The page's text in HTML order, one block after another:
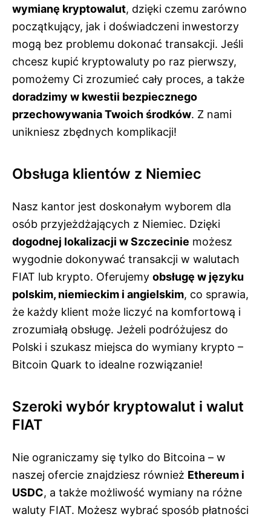
wymianę kryptowalut, dzięki czemu zarówno
początkujący, jak i doświadczeni inwestorzy
mogą bez problemu dokonać transakcji. Jeśli
chcesz kupić kryptowaluty po raz pierwszy,
pomożemy Ci zrozumieć cały proces, a także
doradzimy w kwestii bezpiecznego
przechowywania Twoich środków. Z nami
unikniesz zbędnych komplikacji!
Obsługa klientów z Niemiec
Nasz kantor jest doskonałym wyborem dla
osób przyjeżdżających z Niemiec. Dzięki
dogodnej lokalizacji w Szczecinie możesz
wygodnie dokonywać transakcji w walutach
FIAT lub krypto. Oferujemy obsługę w języku
polskim, niemieckim i angielskim, co sprawia,
że każdy klient może liczyć na komfortową i
zrozumiałą obsługę. Jeżeli podróżujesz do
Polski i szukasz miejsca do wymiany krypto –
Bitcoin Quark to idealne rozwiązanie!
Szeroki wybór kryptowalut i walut
FIAT
Nie ograniczamy się tylko do Bitcoina – w
naszej ofercie znajdziesz również Ethereum i
USDC, a także możliwość wymiany na różne
waluty FIAT. Możesz wybrać sposób płatności